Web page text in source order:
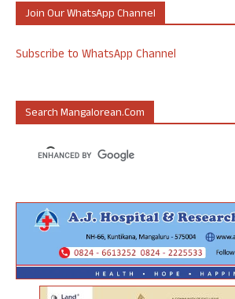
Join Our WhatsApp Channel
Subscribe to WhatsApp Channel
Search Mangalorean.com